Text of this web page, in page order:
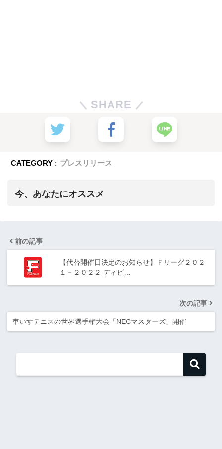
SHARE
CATEGORY : プレスリリース
今、あなたにオススメ
前の記事
【代替開催日決定のお知らせ】Ｆリーグ２０２
１－２０２２ ディビ…
次の記事
車いすテニスの世界選手権大会「NECマスターズ」開催